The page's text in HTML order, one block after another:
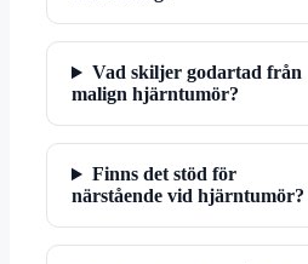
Vad skiljer godartad från
malign hjärntumör?
Finns det stöd för
närstående vid hjärntumör?